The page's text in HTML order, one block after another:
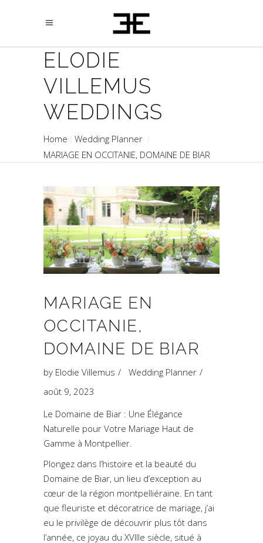
ELODIE
VILLEMUS
WEDDINGS
Home
Wedding Planner
MARIAGE EN OCCITANIE, DOMAINE DE BIAR
MARIAGE EN
OCCITANIE,
DOMAINE DE BIAR
by Elodie Villemus
Wedding Planner
août 9, 2023
Le Domaine de Biar : Une Élégance
Naturelle pour Votre Mariage Haut de
Gamme à Montpellier.
Plongez dans l’histoire et la beauté du
Domaine de Biar, un lieu d’exception au
cœur de la région montpelliéraine. En tant
que fleuriste et décoratrice de mariage, j’ai
eu le privilège de découvrir plus tôt dans
l’année, ce joyau du XVIIIe siècle, situé à